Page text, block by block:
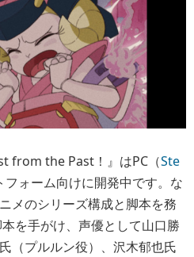
from the Past！』はPC（Ste
ォーム向けに開発中です。な
メのシリーズ構成と脚本を務
を手がけ、声優として山口勝
（プルルン役）、沢木郁也氏